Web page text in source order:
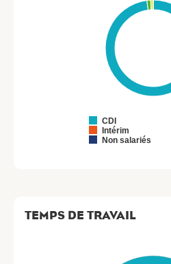
CDI
Intérim
Non salariés
TEMPS DE TRAVAIL